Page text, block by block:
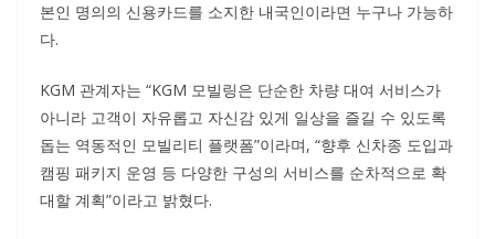
본인 명의의 신용카드를 소지한 내국인이라면 누구나 가능하
다.
KGM 관계자는 “KGM 모빌링은 단순한 차량 대여 서비스가
아니라 고객이 자유롭고 자신감 있게 일상을 즐길 수 있도록
돕는 역동적인 모빌리티 플랫폼”이라며, “향후 신차종 도입과
캠핑 패키지 운영 등 다양한 구성의 서비스를 순차적으로 확
대할 계획”이라고 밝혔다.